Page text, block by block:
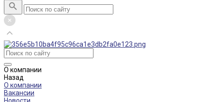
О компании
Назад
О компании
Вакансии